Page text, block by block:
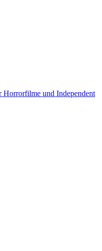
Horrorfilme und Independent